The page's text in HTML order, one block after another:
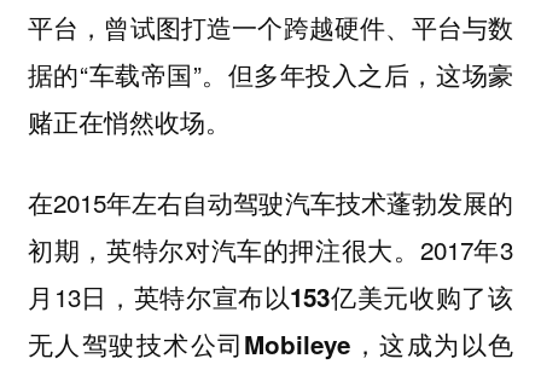
平台，曾试图打造一个跨越硬件、平台与数
据的“车载帝国”。但多年投入之后，这场豪
赌正在悄然收场。
在2015年左右自动驾驶汽车技术蓬勃发展的
初期，英特尔对汽车的押注很大。2017年3
月13日，英特尔宣布以153亿美元收购了该
无人驾驶技术公司Mobileye，这成为以色